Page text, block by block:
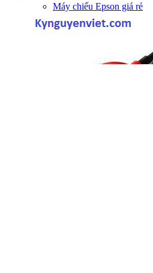
Máy chiếu Epson giá rẻ